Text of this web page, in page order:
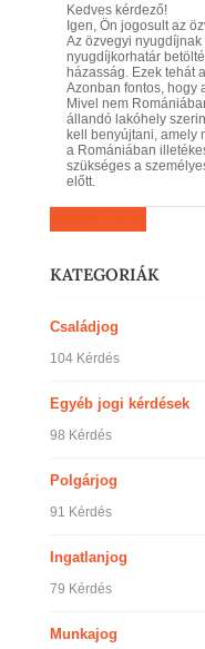
Kedves kérdező!
Igen, Ön jogosult az
Az özvegyi nyugdíjnak
nyugdíjkorhatár
házasság. Ezek tehát
Azonban fontos, hogy
Mivel nem
állandó lakóhely
kell benyújtani, amely
a Romániában
szükséges a
előtt.
KATEGORIÁK
Családjog
104 Kérdés
Egyéb jogi kérdések
98 Kérdés
Polgárjog
91 Kérdés
Ingatlanjog
79 Kérdés
Munkajog